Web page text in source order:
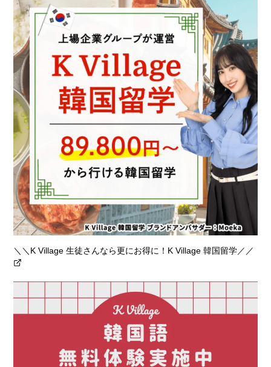
＼＼K Village 生徒さんなら更にお得に！K Village 韓国留学／／